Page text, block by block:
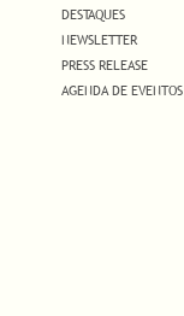
DESTAQUES
NEWSLETTER
PRESS RELEASE
AGENDA DE EVENTOS